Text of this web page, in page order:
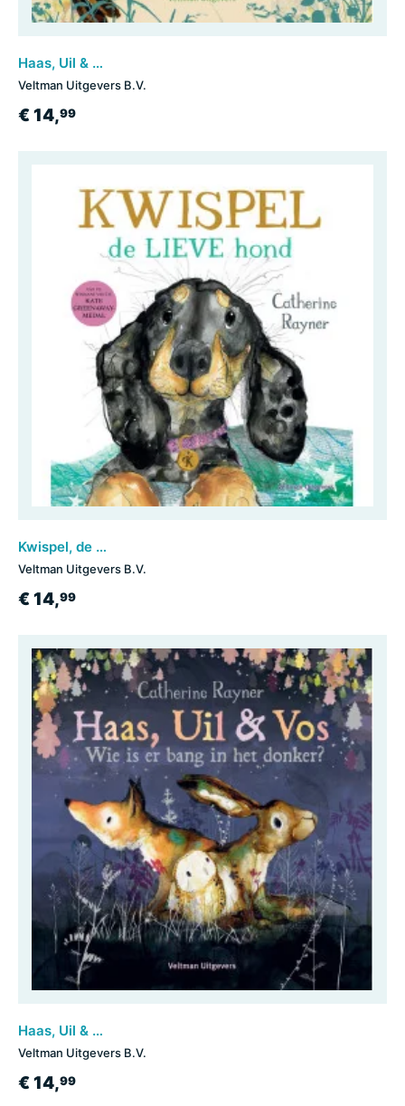
Haas, Uil & Vos spelen tikkertje
Veltman Uitgevers B.V.
€ 14,99
Kwispel, de LIEVE hond
Veltman Uitgevers B.V.
€ 14,99
Haas, Uil & Vos - Wie is er bang in het donker?
Veltman Uitgevers B.V.
€ 14,99